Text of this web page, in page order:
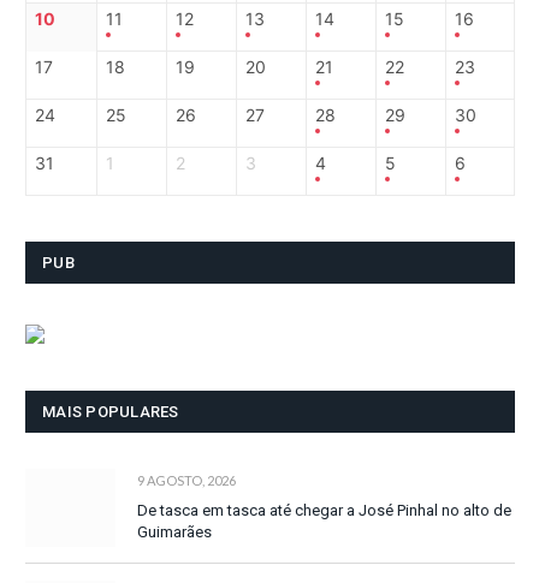
10 11 12 13 14 15 16
17 18 19 20 21 22 23
24 25 26 27 28 29 30
31 1 2 3 4 5 6
PUB
MAIS POPULARES
9 AGOSTO, 2026
De tasca em tasca até chegar a José Pinhal no alto de
Guimarães